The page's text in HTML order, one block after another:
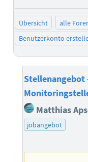
Übersicht alle
Benutzerkonto
Matthias
jobangebot